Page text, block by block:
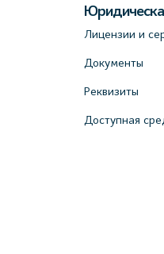
Лицензии и
Документы
Реквизиты
Доступная